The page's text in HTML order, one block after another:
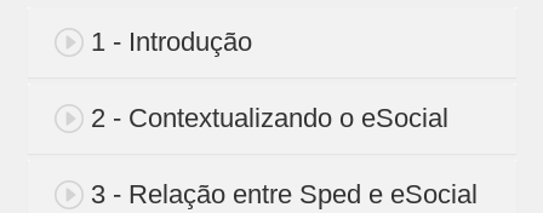
1 - Introdução
2 - Contextualizando o eSocial
3 - Relação entre Sped e eSocial